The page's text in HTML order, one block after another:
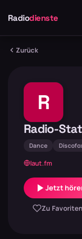
Radiodienste
Zurück
R
Radio-
Dance
laut.fm
Jetzt
Zu